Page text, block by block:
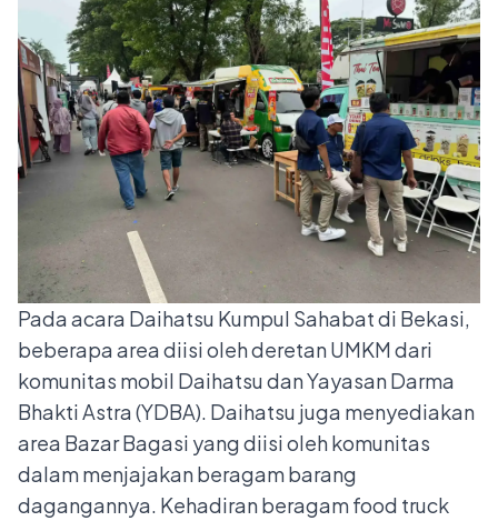
Pada acara Daihatsu Kumpul Sahabat di Bekasi,
beberapa area diisi oleh deretan UMKM dari
komunitas mobil Daihatsu dan Yayasan Darma
Bhakti Astra (YDBA). Daihatsu juga menyediakan
area Bazar Bagasi yang diisi oleh komunitas
dalam menjajakan beragam barang
dagangannya. Kehadiran beragam food truck